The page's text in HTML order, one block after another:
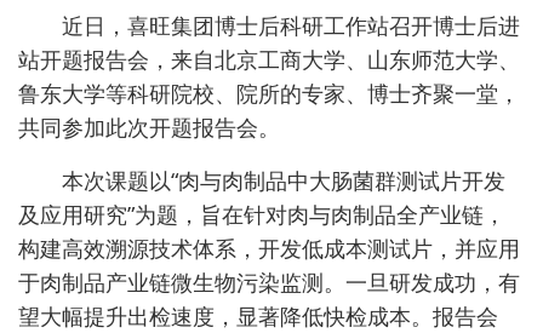
近日，喜旺集团博士后科研工作站召开博士后进
站开题报告会，来自北京工商大学、山东师范大学、
鲁东大学等科研院校、院所的专家、博士齐聚一堂，
共同参加此次开题报告会。
本次课题以“肉与肉制品中大肠菌群测试片开发
及应用研究”为题，旨在针对肉与肉制品全产业链，
构建高效溯源技术体系，开发低成本测试片，并应用
于肉制品产业链微生物污染监测。一旦研发成功，有
望大幅提升出检速度，显著降低快检成本。报告会